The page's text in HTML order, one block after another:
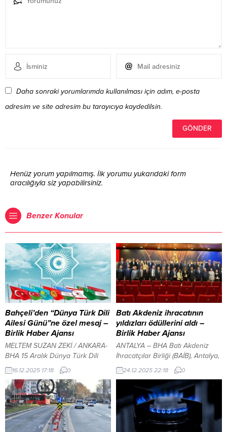
Daha sonraki yorumlarımda kullanılması için adım, e-posta
adresim ve site adresim bu tarayıcıya kaydedilsin.
Henüz yorum yapılmamış. İlk yorumu yukarıdaki form
aracılığıyla siz yapabilirsiniz.
Benzer Konular
Bahçeli’den “Dünya Türk Dili
Ailesi Günü”ne özel mesaj –
Birlik Haber Ajansı
MELTEM SUZAN ZEKİ / ANKARA-
BHA 15 Aralık Dünya Türk Dili
Ailesi Günü; kökü mazinin
derinliklerine uzanan, istikbale
yönelen büyük Türk milletinin
müşterek hafızasını, irfanını ve
tarihsel yürüyüşünü idrak etmeye
imkân sunan müstesna bir
gündür. Ankara Kent Konseyi’nde
16.12.2025 17:18 0
Batı Akdeniz ihracatının
yıldızları ödüllerini aldı –
Birlik Haber Ajansı
ANTALYA – BHA Batı Akdeniz
İhracatçılar Birliği (BAİB), Antalya,
Burdur ve Isparta’dan en fazla
ihracat gerçekleştiren firmaları
“İhracatın Yıldızları” töreniyle
ödüllendirdi. Kepez ilçesindeki
Mimar Sinan Kültür Merkezi’nde
düzenlenen törene Ticaret
Bakan Yardımcısı Özgür Volkan
24.12.2025 22:18 0